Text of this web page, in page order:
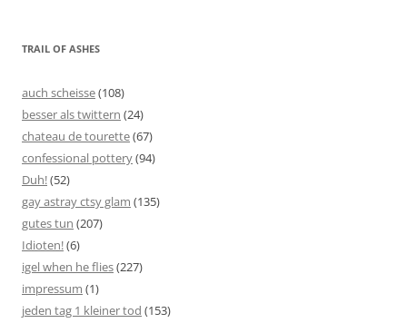
TRAIL OF ASHES
auch scheisse(108)
besser als twittern (24)
chateau de tourette(67)
confessional pottery(94)
Duh!(52)
gay astray ctsy glam (135)
gutes tun (207)
Idioten!(6)
igel when he flies(227)
impressum (1)
jeden tag 1 kleiner tod (153)